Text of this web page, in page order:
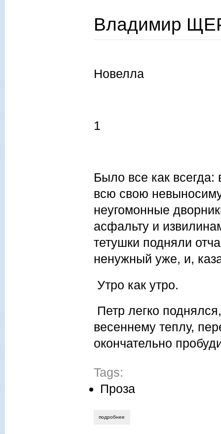
Владимир
Новелла
1
Было все как
всю свою
неугомонные
асфальту и
тетушки подняли
ненужный уже, и,
Утро как утро.
Петр легко
весеннему теплу,
окончательно
Tags:
Проза
подробнее